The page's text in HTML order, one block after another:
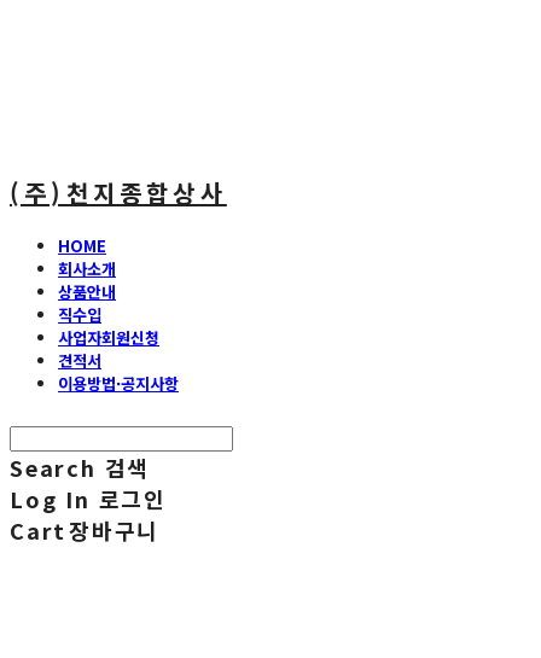
(주)천지종합상사
HOME
회사소개
상품안내
직수입
사업자회원신청
견적서
이용방법·공지사항
Search 검색
Log In 로그인
Cart장바구니